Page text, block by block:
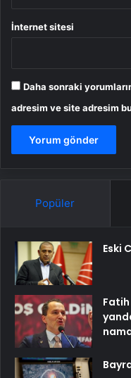
İnternet sitesi
Daha sonraki
adresim ve site adresim
Popüler
Eski
Fatih